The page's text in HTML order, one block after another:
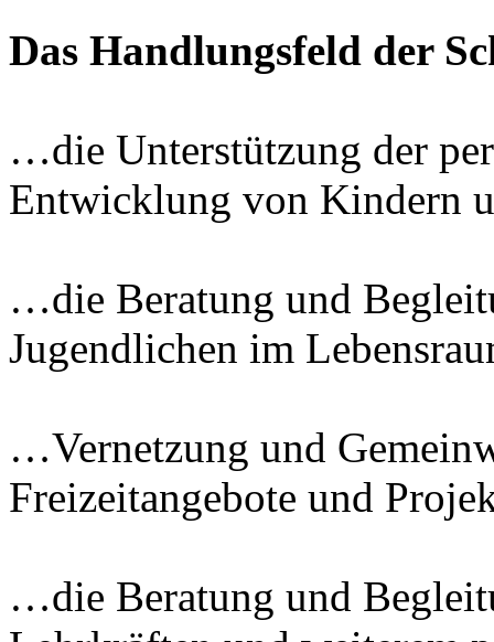
Das Handlungsfeld der
…die Unterstützung der
Entwicklung von Kindern
…die Beratung und
Jugendlichen im
…Vernetzung und
Freizeitangebote und
…die Beratung und